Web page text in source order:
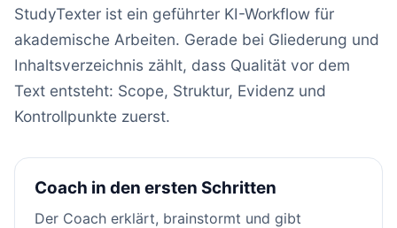
StudyTexter ist ein geführter KI-Workflow für
akademische Arbeiten. Gerade bei Gliederung und
Inhaltsverzeichnis zählt, dass Qualität vor dem
Text entsteht: Scope, Struktur, Evidenz und
Kontrollpunkte zuerst.
Coach in den ersten Schritten
Der Coach erklärt, brainstormt und gibt